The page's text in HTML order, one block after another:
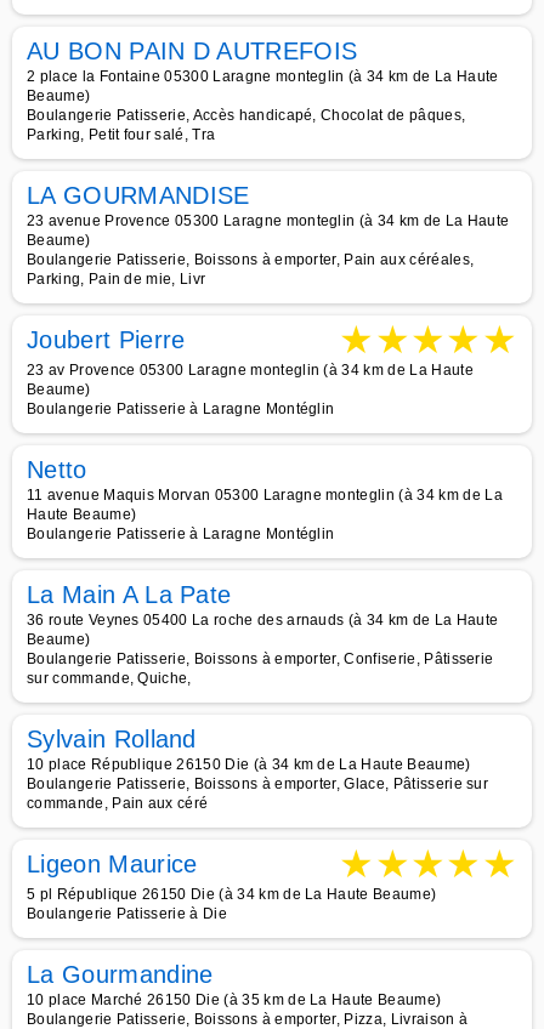
AU BON PAIN D AUTREFOIS
2 place la Fontaine 05300 Laragne monteglin (à 34 km de La Haute
Beaume)
Boulangerie Patisserie, Accès handicapé, Chocolat de pâques,
Parking, Petit four salé, Tra
LA GOURMANDISE
23 avenue Provence 05300 Laragne monteglin (à 34 km de La Haute
Beaume)
Boulangerie Patisserie, Boissons à emporter, Pain aux céréales,
Parking, Pain de mie, Livr
Joubert Pierre ★★★★★
23 av Provence 05300 Laragne monteglin (à 34 km de La Haute
Beaume)
Boulangerie Patisserie à Laragne Montéglin
Netto
11 avenue Maquis Morvan 05300 Laragne monteglin (à 34 km de La
Haute Beaume)
Boulangerie Patisserie à Laragne Montéglin
La Main A La Pate
36 route Veynes 05400 La roche des arnauds (à 34 km de La Haute
Beaume)
Boulangerie Patisserie, Boissons à emporter, Confiserie, Pâtisserie
sur commande, Quiche,
Sylvain Rolland
10 place République 26150 Die (à 34 km de La Haute Beaume)
Boulangerie Patisserie, Boissons à emporter, Glace, Pâtisserie sur
commande, Pain aux céré
Ligeon Maurice ★★★★★
5 pl République 26150 Die (à 34 km de La Haute Beaume)
Boulangerie Patisserie à Die
La Gourmandine
10 place Marché 26150 Die (à 35 km de La Haute Beaume)
Boulangerie Patisserie, Boissons à emporter, Pizza, Livraison à